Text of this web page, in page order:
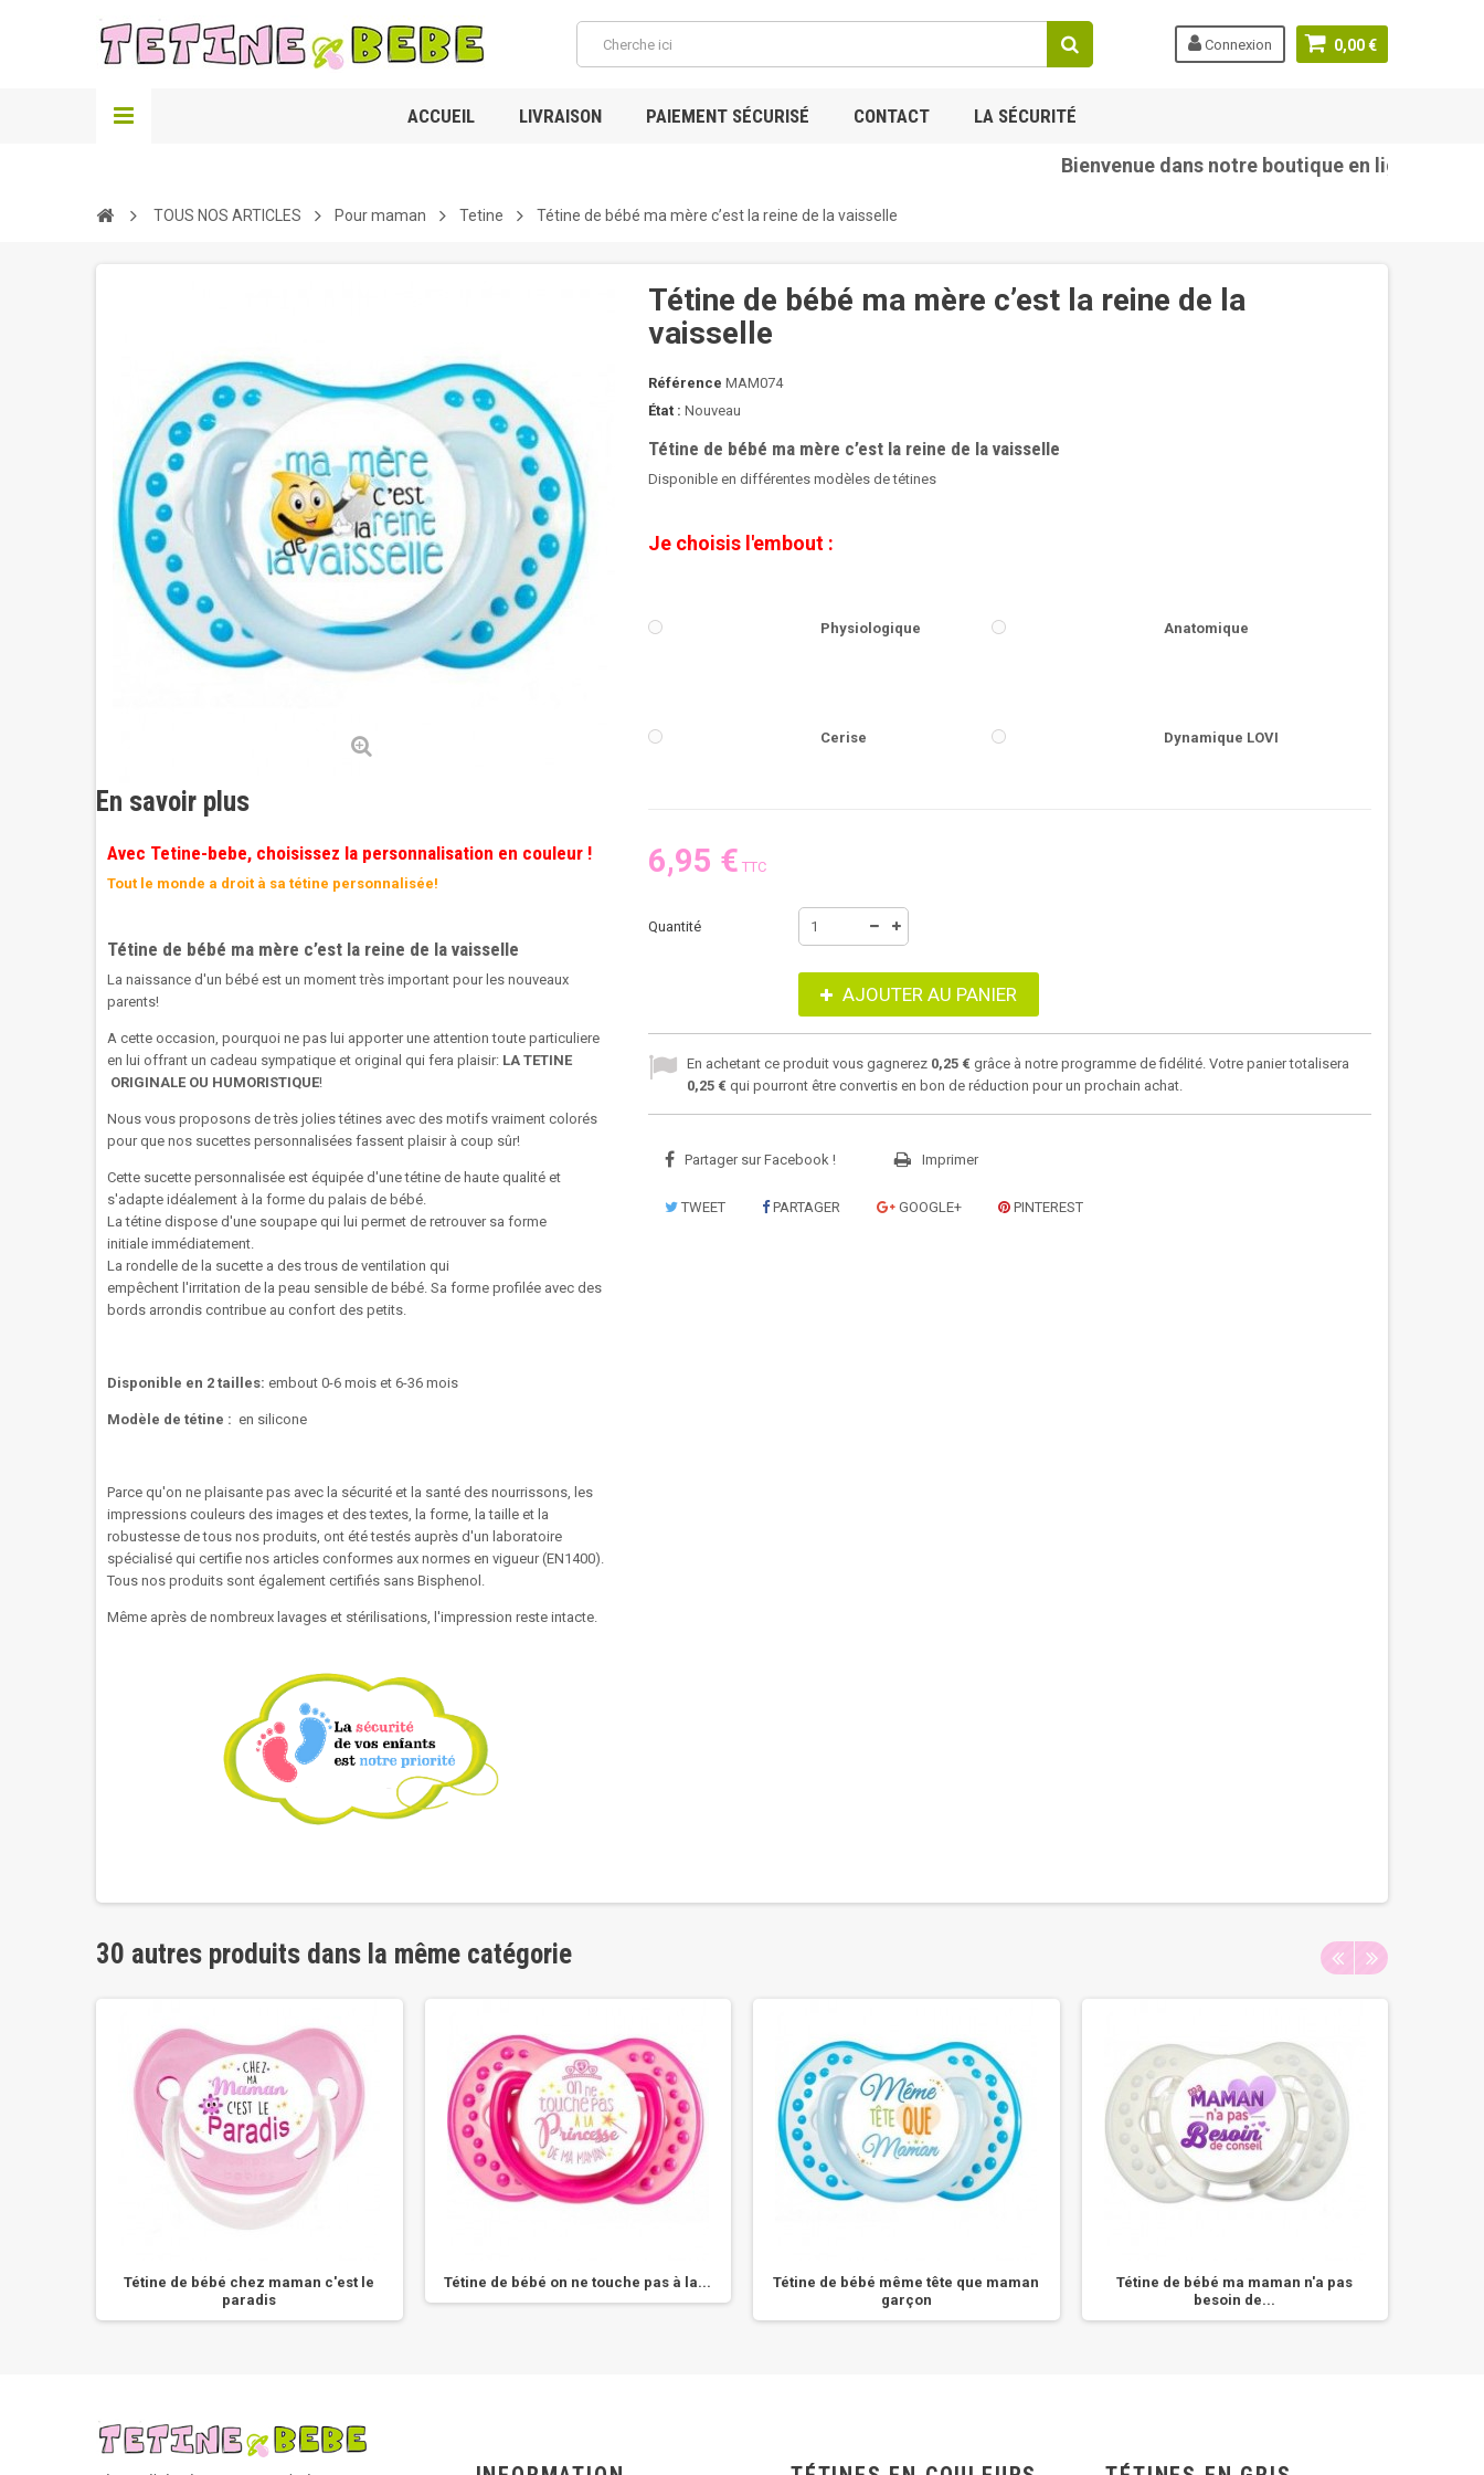
0,00 €
Connexion
ACCUEIL LIVRAISON PAIEMENT SÉCURISÉ CONTACT LA SÉCURITÉ
Bienvenue dans notre boutique en ligne tetine-
TOUS NOS ARTICLES Pour maman Tetine Tétine de bébé ma mère c’est la reine de la vaisselle
En savoir plus
Avec Tetine-bebe, choisissez la personnalisation en couleur !
Tout le monde a droit à sa tétine personnalisée!
Tétine de bébé ma mère c’est la reine de la vaisselle
La naissance d'un bébé est un moment très important pour les nouveaux
parents!
A cette occasion, pourquoi ne pas lui apporter une attention toute particuliere
en lui offrant un cadeau sympatique et original qui fera plaisir: LA TETINE
ORIGINALE OU HUMORISTIQUE!
Nous vous proposons de très jolies tétines avec des motifs vraiment colorés
pour que nos sucettes personnalisées fassent plaisir à coup sûr!
Cette sucette personnalisée est équipée d'une tétine de haute qualité et
s'adapte idéalement à la forme du palais de bébé.
Latétine dispose d'une soupape qui lui permet de retrouver sa forme
initiale immédiatement.
La rondelle de la sucette a des trous de ventilation qui
empêchent l'irritation de la peau sensible de bébé. Sa forme profilée avec des
bords arrondis contribue au confort des petits.
Disponible en 2 tailles: embout 0-6 mois et 6-36 mois
Modèle de tétine : en silicone
Parce qu'on ne plaisante pas avec la sécurité et la santé des nourrissons, les
impressions couleurs des images et des textes, la forme, la taille et la
robustesse de tous nos produits, ont été testés auprès d'un laboratoire
spécialisé qui certifie nos articles conformes aux normes en vigueur (EN1400).
Tous nos produits sont également certifiés sans Bisphenol.
Même après de nombreux lavages et stérilisations, l'impression reste intacte.
Tétine de bébé ma mère c’est la reine de la
vaisselle
Référence MAM074
État : Nouveau
Tétine de bébé ma mère c’est la reine de la vaisselle
Disponible en différentes modèles de tétines
Je choisis l'embout :
Physiologique Anatomique
Cerise Dynamique LOVI
6,95 € TTC
Quantité
AJOUTER AU PANIER
En achetant ce produit vous gagnerez 0,25 € grâce à notre programme de fidélité. Votre panier totalisera
0,25 € qui pourront être convertis en bon de réduction pour un prochain achat.
Partager sur Facebook ! Imprimer
TWEET PARTAGER GOOGLE+ PINTEREST
30 autres produits dans la même catégorie
Tétine de bébé chez maman c'est le
paradis
Tétine de bébé on ne touche pas à la...
Tétine de bébé même tête que maman
garçon
Tétine de bébé ma maman n'a pas
besoin de...